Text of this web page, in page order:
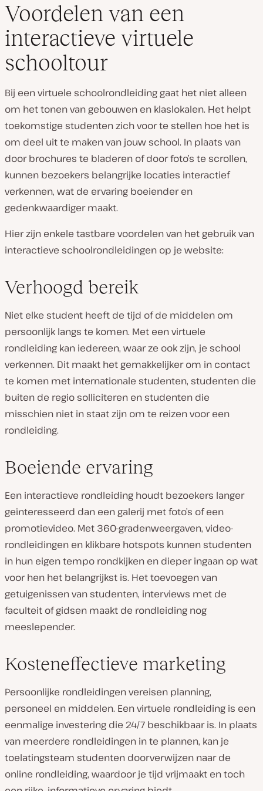
Voordelen van een
interactieve virtuele
schooltour
Bij een virtuele schoolrondleiding gaat het niet alleen
om het tonen van gebouwen en klaslokalen. Het helpt
toekomstige studenten zich voor te stellen hoe het is
om deel uit te maken van jouw school. In plaats van
door brochures te bladeren of door foto’s te scrollen,
kunnen bezoekers belangrijke locaties interactief
verkennen, wat de ervaring boeiender en
gedenkwaardiger maakt.
Hier zijn enkele tastbare voordelen van het gebruik van
interactieve schoolrondleidingen op je website:
Verhoogd bereik
Niet elke student heeft de tijd of de middelen om
persoonlijk langs te komen. Met een virtuele
rondleiding kan iedereen, waar ze ook zijn, je school
verkennen. Dit maakt het gemakkelijker om in contact
te komen met internationale studenten, studenten die
buiten de regio solliciteren en studenten die
misschien niet in staat zijn om te reizen voor een
rondleiding.
Boeiende ervaring
Een interactieve rondleiding houdt bezoekers langer
geïnteresseerd dan een galerij met foto’s of een
promotievideo. Met 360-gradenweergaven, video-
rondleidingen en klikbare hotspots kunnen studenten
in hun eigen tempo rondkijken en dieper ingaan op wat
voor hen het belangrijkst is. Het toevoegen van
getuigenissen van studenten, interviews met de
faculteit of gidsen maakt de rondleiding nog
meeslepender.
Kosteneffectieve marketing
Persoonlijke rondleidingen vereisen planning,
personeel en middelen. Een virtuele rondleiding is een
eenmalige investering die 24/7 beschikbaar is. In plaats
van meerdere rondleidingen in te plannen, kan je
toelatingsteam studenten doorverwijzen naar de
online rondleiding, waardoor je tijd vrijmaakt en toch